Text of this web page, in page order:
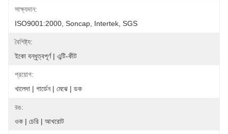
সাক্ষ্যদান:
ISO9001:2000, Soncap, Intertek, SGS
বৈশিষ্ট্য:
ইকো বন্ধুত্বপূর্ণ | এন্টি-কীট
প্রয়োগ:
খালেদা | গার্ডেন | মেঝে | ডক
রঙ:
ওক | চেরি | আখরোট